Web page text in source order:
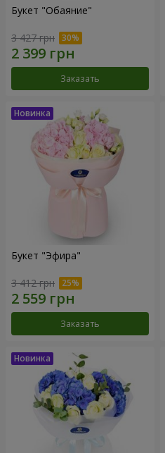
Букет "Обаяние"
3 427 грн
Заказать
Букет "Эфира"
3 412 грн
Заказать